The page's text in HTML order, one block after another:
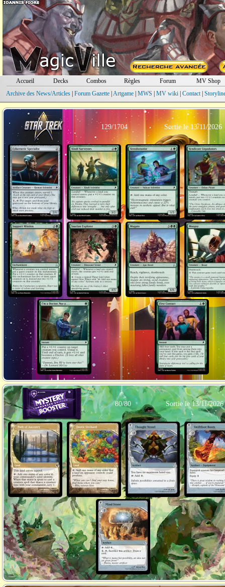
Accueil Decks Combos Règles Forum
MV Shop
Archive des News/Articles| Forum Gazette| Artgame| MWS MV wiki| Contact|
129/1704 Sortie le 13/11/2026
80/80 Sortie le 13/11/2026